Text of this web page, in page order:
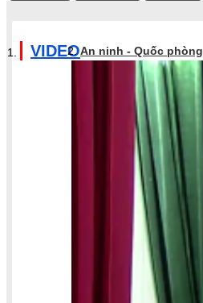
VIDEOAn ninh - Quốc phòng